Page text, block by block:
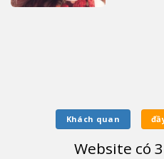
Khách quan
Website có 3